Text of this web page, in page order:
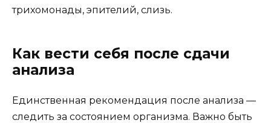
трихомонады, эпителий, слизь.
Как вести себя после сдачи
анализа
Единственная рекомендация после анализа —
следить за состоянием организма. Важно быть